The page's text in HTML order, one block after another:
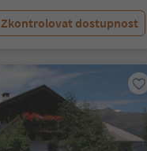
Zkontrolovat dostupnost